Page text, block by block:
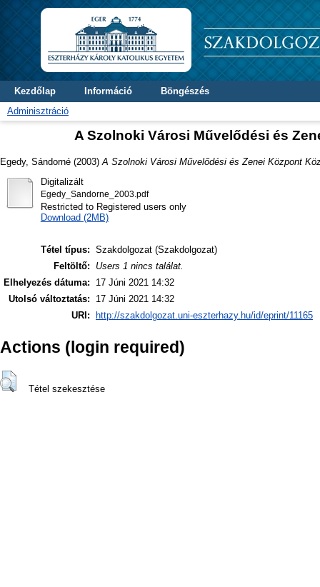
Kezdőlap Információ
Böngészés
Adminisztráció
A Szolnoki Városi Művelődési és
Egedy, Sándorné (2003) A Szolnoki Városi Művelődési és Zenei Központ
Digitalizált
Egedy_Sandorne_2003.pdf
Restricted to Registered users only
Download (2MB)
Tétel típus: Szakdolgozat (Szakdolgozat)
Feltöltő:
Users 1 nincs találat.
Elhelyezés dátuma:
17 Júni 2021 14:32
Utolsó változtatás:
17 Júni 2021 14:32
URI:
http://szakdolgozat.uni-eszterhazy.hu/id/eprint/11165
Actions (login required)
Tétel szekesztése